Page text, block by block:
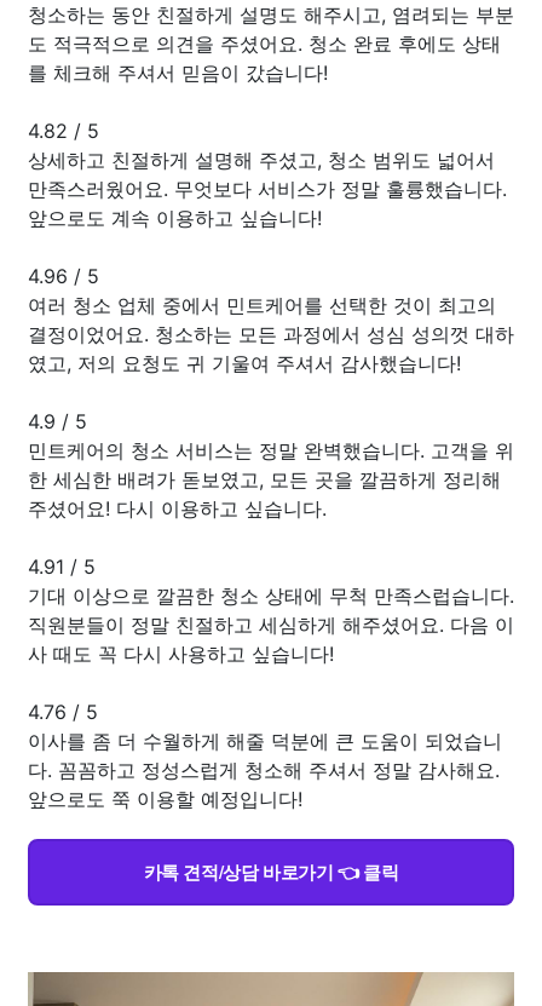
청소하는 동안 친절하게 설명도 해주시고, 염려되는 부분
도 적극적으로 의견을 주셨어요. 청소 완료 후에도 상태
를 체크해 주셔서 믿음이 갔습니다!
4.82 / 5
상세하고 친절하게 설명해 주셨고, 청소 범위도 넓어서
만족스러웠어요. 무엇보다 서비스가 정말 훌륭했습니다.
앞으로도 계속 이용하고 싶습니다!
4.96 / 5
여러 청소 업체 중에서 민트케어를 선택한 것이 최고의
결정이었어요. 청소하는 모든 과정에서 성심 성의껏 대하
였고, 저의 요청도 귀 기울여 주셔서 감사했습니다!
4.9 / 5
민트케어의 청소 서비스는 정말 완벽했습니다. 고객을 위
한 세심한 배려가 돋보였고, 모든 곳을 깔끔하게 정리해
주셨어요! 다시 이용하고 싶습니다.
4.91 / 5
기대 이상으로 깔끔한 청소 상태에 무척 만족스럽습니다.
직원분들이 정말 친절하고 세심하게 해주셨어요. 다음 이
사 때도 꼭 다시 사용하고 싶습니다!
4.76 / 5
이사를 좀 더 수월하게 해줄 덕분에 큰 도움이 되었습니
다. 꼼꼼하고 정성스럽게 청소해 주셔서 정말 감사해요.
앞으로도 쭉 이용할 예정입니다!
카톡 견적/상담 바로가기 👈 클릭